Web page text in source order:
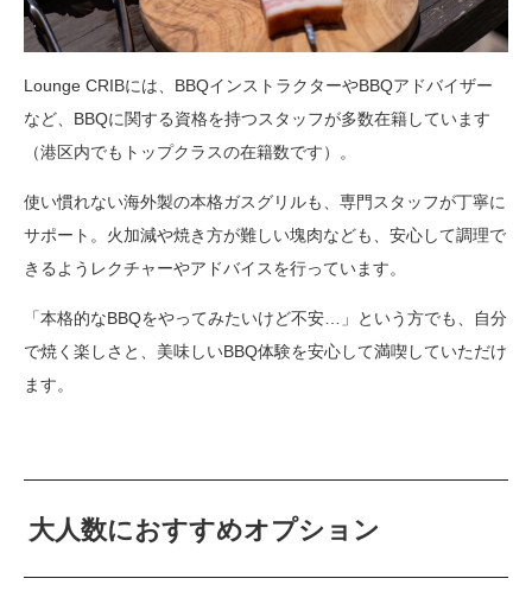
Lounge CRIBには、BBQインストラクターやBBQアドバイザー
など、BBQに関する資格を持つスタッフが多数在籍しています
（港区内でもトップクラスの在籍数です）。
使い慣れない海外製の本格ガスグリルも、専門スタッフが丁寧に
サポート。火加減や焼き方が難しい塊肉なども、安心して調理で
きるようレクチャーやアドバイスを行っています。
「本格的なBBQをやってみたいけど不安…」という方でも、自分
で焼く楽しさと、美味しいBBQ体験を安心して満喫していただけ
ます。
大人数におすすめオプション